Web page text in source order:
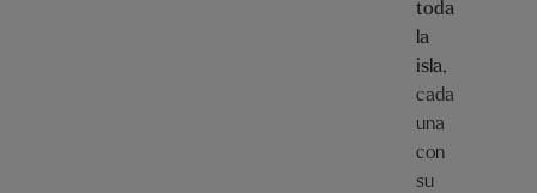
toda
la
isla,
cada
una
con
su